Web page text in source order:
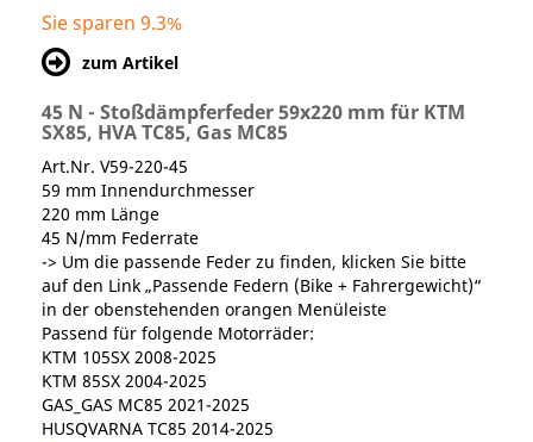
Sie sparen 9.3%
zum Artikel
45 N - Stoßdämpferfeder 59x220 mm für KTM
SX85, HVA TC85, Gas MC85
Art.Nr. V59-220-45
59 mm Innendurchmesser
220 mm Länge
45 N/mm Federrate
-> Um die passende Feder zu finden, klicken Sie bitte
auf den Link „Passende Federn (Bike + Fahrergewicht)“
in der obenstehenden orangen Menüleiste
Passend für folgende Motorräder:
KTM 105SX 2008-2025
KTM 85SX 2004-2025
GAS_GAS MC85 2021-2025
HUSQVARNA TC85 2014-2025